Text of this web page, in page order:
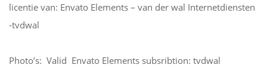
licentie van: Envato Elements – van der wal Internetdiensten
-tvdwal
Photo’s: Valid Envato Elements subsribtion: tvdwal